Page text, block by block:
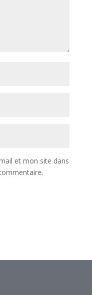
et mon site dans